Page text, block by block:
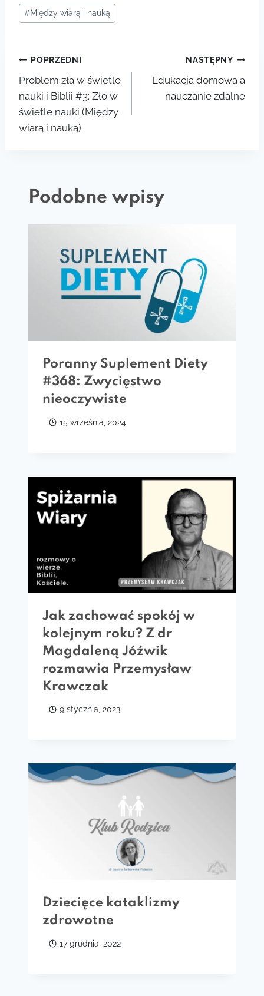
Tagi
wpisu:
#Między wiarą i nauką
Nawigacja
wpisu
POPRZEDNI
Problem zła w świetle
nauki i Biblii #3: Zło w
świetle nauki (Między
wiarą i nauką)
NASTĘPNY
Edukacja domowa a
nauczanie zdalne
Podobne wpisy
Poranny Suplement Diety
#368: Zwycięstwo
nieoczywiste
15 września, 2024
Jak zachować spokój w
kolejnym roku? Z dr
Magdaleną Jóźwik
rozmawia Przemysław
Krawczak
9 stycznia, 2023
Dziecięce kataklizmy
zdrowotne
17 grudnia, 2022